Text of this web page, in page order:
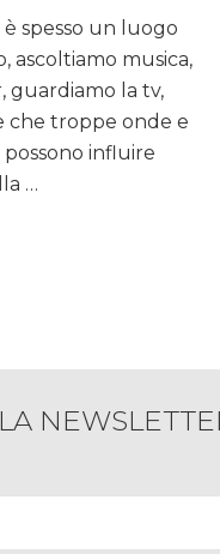
Camera
da
Letto,
suggerimenti
per
dormire
spesso un luogo
ascoltiamo musica,
guardiamo la tv,
che troppe onde e
influire
…